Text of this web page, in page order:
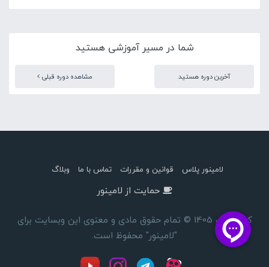
شما در مسیر آموزشی هستید
آخرین دوره هستید مشاهده دوره قبلی
لامینور پلاس قوانین و مقررات تماس با ما وبلاگ
حمایت از لامینور
کپی رایت 1405 © تمام حقوق مادی و معنوی این وبسایت برای
"لامینور" محفوظ است.